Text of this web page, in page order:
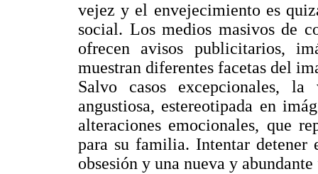
vejez y el envejecimiento es
social. Los medios masivos de
ofrecen avisos publicitarios,
muestran diferentes facetas del
Salvo casos excepcionales,
angustiosa, estereotipada en
alteraciones emocionales, que
para su familia. Intentar detener
obsesión y una nueva y